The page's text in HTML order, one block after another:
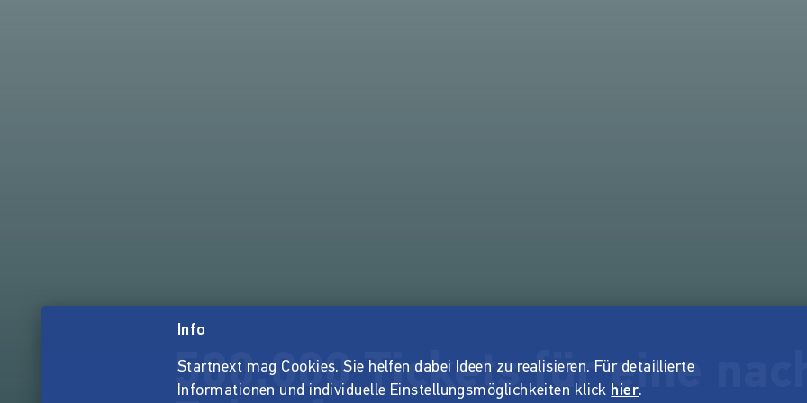
500.000 Tickets für eine
Info
Startnext mag Cookies. Sie helfen dabei Ideen zu realisieren. Für detaillierte
Informationen und individuelle Einstellungsmöglichkeiten klick hier.